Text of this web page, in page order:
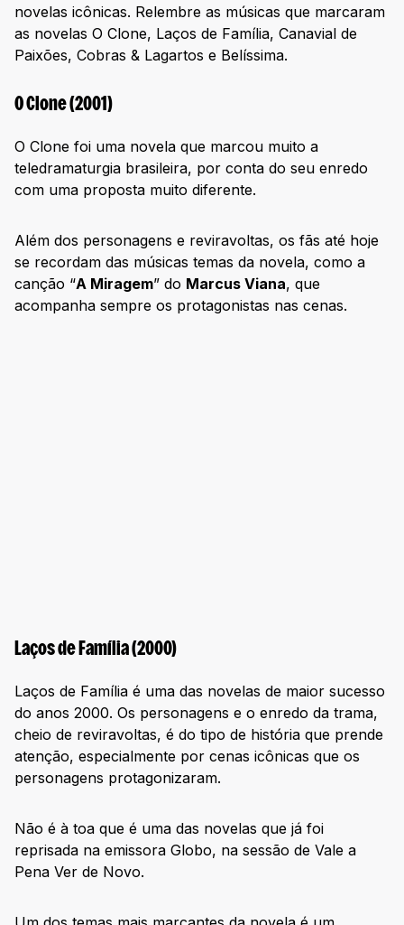
novelas icônicas. Relembre as músicas que marcaram
as novelas O Clone, Laços de Família, Canavial de
Paixões, Cobras & Lagartos e Belíssima.
O Clone (2001)
O Clone foi uma novela que marcou muito a
teledramaturgia brasileira, por conta do seu enredo
com uma proposta muito diferente.
Além dos personagens e reviravoltas, os fãs até hoje
se recordam das músicas temas da novela, como a
canção “A Miragem” do Marcus Viana, que
acompanha sempre os protagonistas nas cenas.
Laços de Família (2000)
Laços de Família é uma das novelas de maior sucesso
do anos 2000. Os personagens e o enredo da trama,
cheio de reviravoltas, é do tipo de história que prende
atenção, especialmente por cenas icônicas que os
personagens protagonizaram.
Não é à toa que é uma das novelas que já foi
reprisada na emissora Globo, na sessão de Vale a
Pena Ver de Novo.